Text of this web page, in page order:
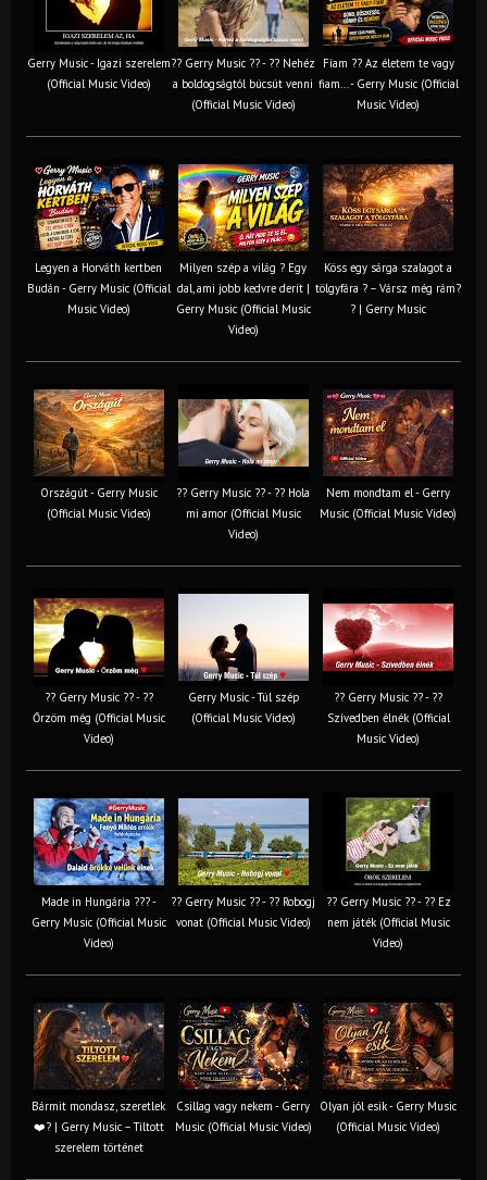
Gerry Music - Igazi szerelem
(Official Music Video)
?? Gerry Music ?? - ?? Nehéz
a boldogságtól búcsút venni
(Official Music Video)
Fiam ?‍? Az életem te vagy
fiam... - Gerry Music (Official
Music Video)
Legyen a Horváth kertben
Budán - Gerry Music (Official
Music Video)
Milyen szép a világ ? Egy
dal, ami jobb kedvre derít |
Gerry Music (Official Music
Video)
Köss egy sárga szalagot a
tölgyfára ?️ – Vársz még rám?
? | Gerry Music
Országút - Gerry Music
(Official Music Video)
?? Gerry Music ?? - ?? Hola
mi amor (Official Music
Video)
Nem mondtam el - Gerry
Music (Official Music Video)
?? Gerry Music ?? - ??
Őrzöm még (Official Music
Video)
Gerry Music - Túl szép
(Official Music Video)
?? Gerry Music ?? - ??
Szívedben élnék (Official
Music Video)
Made in Hungária ??? -
Gerry Music (Official Music
Video)
?? Gerry Music ?? - ?? Robogj
vonat (Official Music Video)
?? Gerry Music ?? - ?? Ez
nem játék (Official Music
Video)
Bármit mondasz, szeretlek
❤️‍? | Gerry Music – Tiltott
szerelem történet
Csillag vagy nekem - Gerry
Music (Official Music Video)
Olyan jól esik - Gerry Music
(Official Music Video)